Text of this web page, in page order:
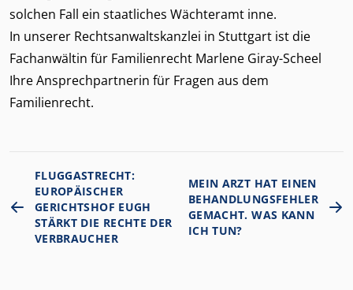
solchen Fall ein staatliches Wächteramt inne.
In unserer Rechtsanwaltskanzlei in Stuttgart ist die
Fachanwältin für Familienrecht Marlene Giray-Scheel
Ihre Ansprechpartnerin für Fragen aus dem
Familienrecht.
FLUGGASTRECHT:
EUROPÄISCHER
GERICHTSHOF EUGH
STÄRKT DIE RECHTE DER
VERBRAUCHER
MEIN ARZT HAT EINEN
BEHANDLUNGSFEHLER
GEMACHT. WAS KANN
ICH TUN?